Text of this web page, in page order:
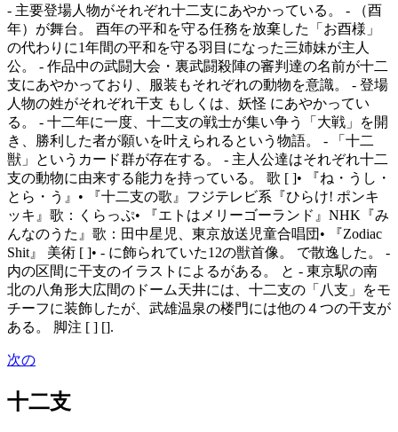
- 主要登場人物がそれぞれ十二支にあやかっている。 - （酉
年）が舞台。 酉年の平和を守る任務を放棄した「お酉様」
の代わりに1年間の平和を守る羽目になった三姉妹が主人
公。 - 作品中の武闘大会・裏武闘殺陣の審判達の名前が十二
支にあやかっており、服装もそれぞれの動物を意識。 - 登場
人物の姓がそれぞれ干支 もしくは、妖怪 にあやかってい
る。 - 十二年に一度、十二支の戦士が集い争う「大戦」を開
き、勝利した者が願いを叶えられるという物語。 - 「十二
獣」というカード群が存在する。 - 主人公達はそれぞれ十二
支の動物に由来する能力を持っている。 歌 [ ]• 『ね・うし・
とら・う』• 『十二支の歌』フジテレビ系『ひらけ! ポンキ
ッキ』歌：くらっぷ• 『エトはメリーゴーランド』NHK『み
んなのうた』歌：田中星児、東京放送児童合唱団• 『Zodiac
Shit』 美術 [ ]• - に飾られていた12の獣首像。 で散逸した。 -
内の区間に干支のイラストによるがある。 と - 東京駅の南
北の八角形大広間のドーム天井には、十二支の「八支」をモ
チーフに装飾したが、武雄温泉の楼門には他の４つの干支が
ある。 脚注 [ ] [].
次の
十二支